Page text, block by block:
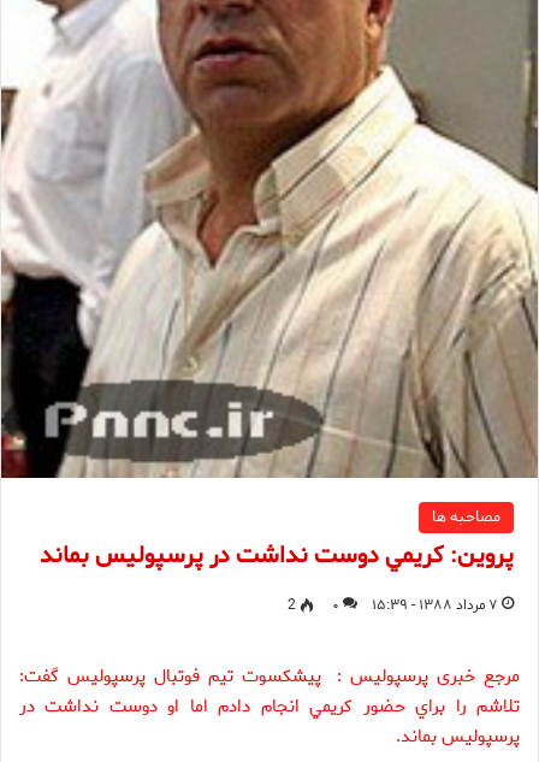
مصاحبه ها
پروين: كريمي دوست نداشت در پرسپوليس بماند
۷ مرداد ۱۳۸۸ - ۱۵:۳۹ ۰ 2
مرجع خبری پرسپولیس : پيشكسوت تيم فوتبال پرسپوليس گفت:‌
تلاشم را براي حضور كريمي انجام دادم اما او دوست نداشت در
پرسپوليس بماند.